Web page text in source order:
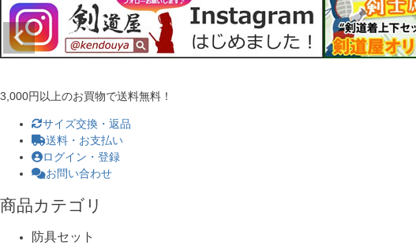
3,000円以上のお買物で送料無料！
サイズ交換・返品
送料・お支払い
ログイン・登録
お問い合わせ
商品カテゴリ
防具セット